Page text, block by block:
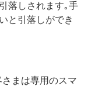
落しされます｡手
と引落しができ
まは専用のスマ